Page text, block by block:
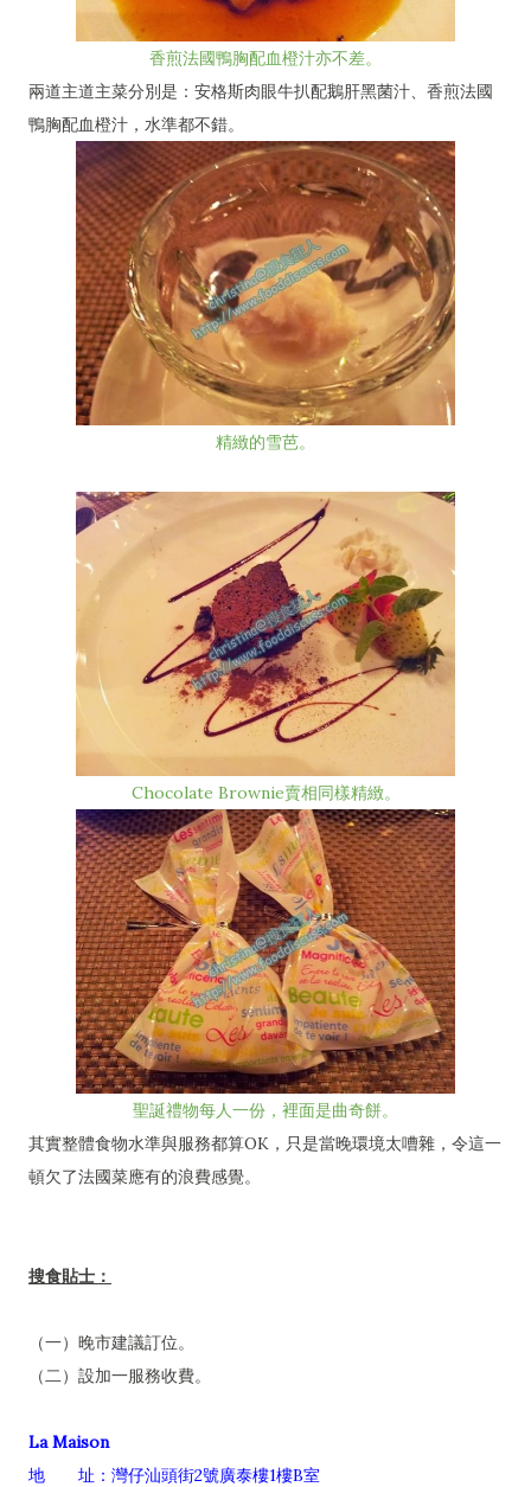
香煎法國鴨胸配血橙汁亦不差。
兩道主道主菜分別是：安格斯肉眼牛扒配鵝肝黑菌汁、香煎法國
鴨胸配血橙汁，水準都不錯。
精緻的雪芭。
Chocolate Brownie賣相同樣精緻。
聖誕禮物每人一份，裡面是曲奇餅。
其實整體食物水準與服務都算OK，只是當晚環境太嘈雜，令這一
頓欠了法國菜應有的浪費感覺。
搜食貼士：
（一）晚市建議訂位。
（二）設加一服務收費。
La Maison
地 址：灣仔汕頭街2號廣泰樓1樓B室